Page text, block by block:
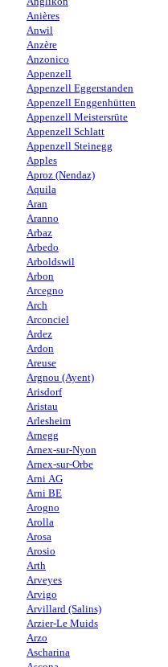
Anières
Anwil
Anzère
Anzonico
Appenzell
Appenzell Eggerstanden
Appenzell Enggenhütten
Appenzell Meistersrüte
Appenzell Schlatt
Appenzell Steinegg
Apples
Aproz (Nendaz)
Aquila
Aran
Aranno
Arbaz
Arbedo
Arboldswil
Arbon
Arcegno
Arch
Arconciel
Ardez
Ardon
Areuse
Argnou (Ayent)
Arisdorf
Aristau
Arlesheim
Arnegg
Arnex-sur-Nyon
Arnex-sur-Orbe
Arni AG
Arni BE
Arogno
Arolla
Arosa
Arosio
Arth
Arveyes
Arvigo
Arvillard (Salins)
Arzier-Le Muids
Arzo
Ascharina